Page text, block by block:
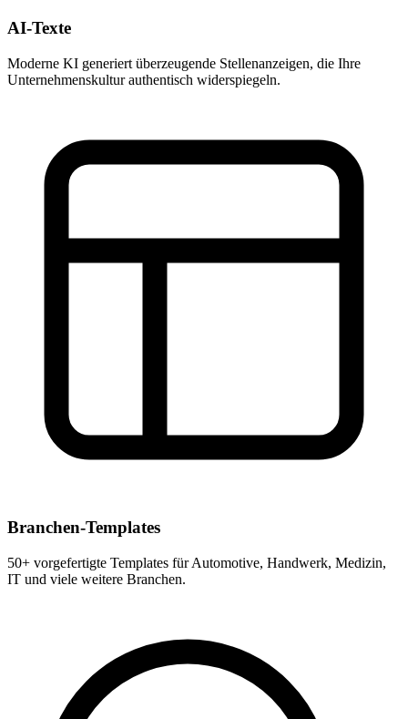
AI-Texte
Moderne KI generiert überzeugende Stellenanzeigen, die Ihre
Unternehmenskultur authentisch widerspiegeln.
Branchen-Templates
50+ vorgefertigte Templates für Automotive, Handwerk, Medizin,
IT und viele weitere Branchen.